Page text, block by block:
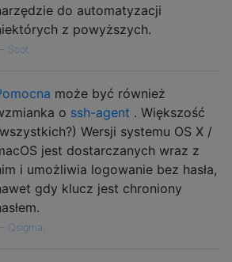
do automatyzacji
z powyższych.
Scot
może być również
o ssh-agent . Większość
Wersji systemu OS X /
jest dostarczanych wraz z
i umożliwia logowanie bez hasła,
gdy klucz jest chroniony
Qsigma,